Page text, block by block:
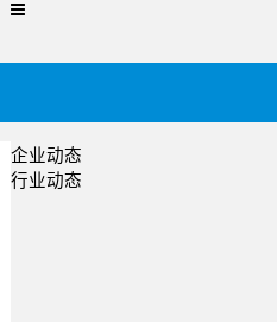
企业动态
行业动态